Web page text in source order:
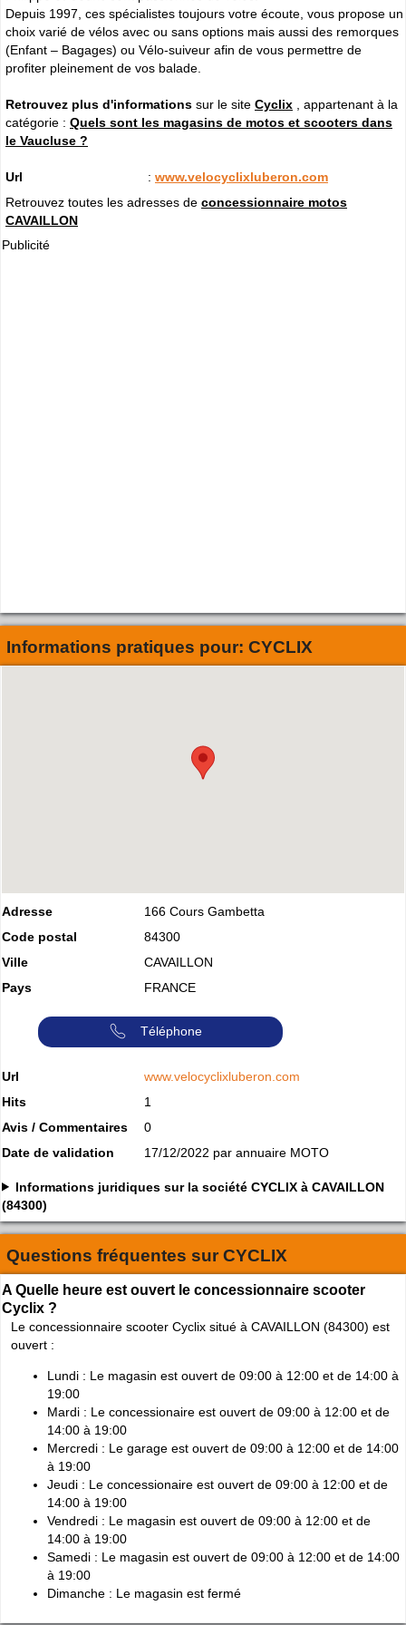
Depuis 1997, ces spécialistes toujours votre écoute, vous propose un
choix varié de vélos avec ou sans options mais aussi des remorques
(Enfant – Bagages) ou Vélo-suiveur afin de vous permettre de
profiter pleinement de vos balade.
Retrouvez plus d'informations sur le site Cyclix , appartenant à la
catégorie : Quels sont les magasins de motos et scooters dans
le Vaucluse ?
Url : www.velocyclixluberon.com
Retrouvez toutes les adresses de concessionnaire motos
CAVAILLON
Publicité
Informations pratiques pour: CYCLIX
Adresse
166 Cours Gambetta
Code postal
84300
Ville
CAVAILLON
Pays
FRANCE
Téléphone
Url
www.velocyclixluberon.com
Hits
1
Avis / Commentaires
0
Date de validation
17/12/2022 par annuaire MOTO
Informations juridiques sur la société CYCLIX à CAVAILLON
(84300)
Questions fréquentes surCYCLIX
A Quelle heure est ouvert le concessionnaire scooter
Cyclix ?
Le concessionnaire scooter Cyclix situé à CAVAILLON (84300) est
ouvert :
Lundi : Le magasin est ouvert de 09:00 à 12:00 et de 14:00 à
19:00
Mardi : Le concessionaire est ouvert de 09:00 à 12:00 et de
14:00 à 19:00
Mercredi : Le garage est ouvert de 09:00 à 12:00 et de 14:00
à 19:00
Jeudi : Le concessionaire est ouvert de 09:00 à 12:00 et de
14:00 à 19:00
Vendredi : Le magasin est ouvert de 09:00 à 12:00 et de
14:00 à 19:00
Samedi : Le magasin est ouvert de 09:00 à 12:00 et de 14:00
à 19:00
Dimanche : Le magasin est fermé